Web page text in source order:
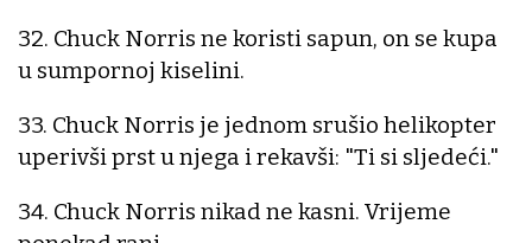
32. Chuck Norris ne koristi sapun, on se kupa
u sumpornoj kiselini.
33. Chuck Norris je jednom srušio helikopter
uperivši prst u njega i rekavši: "Ti si sljedeći."
34. Chuck Norris nikad ne kasni. Vrijeme